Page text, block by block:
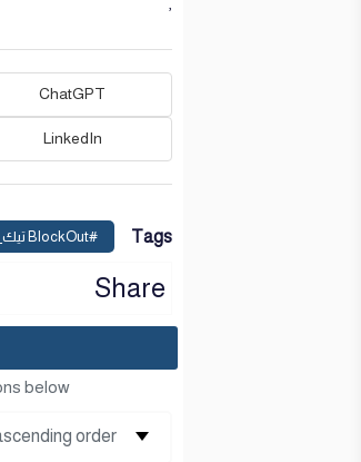
ChatGPT
LinkedIn
Tags #BlockOut تيك_توك
Share
below